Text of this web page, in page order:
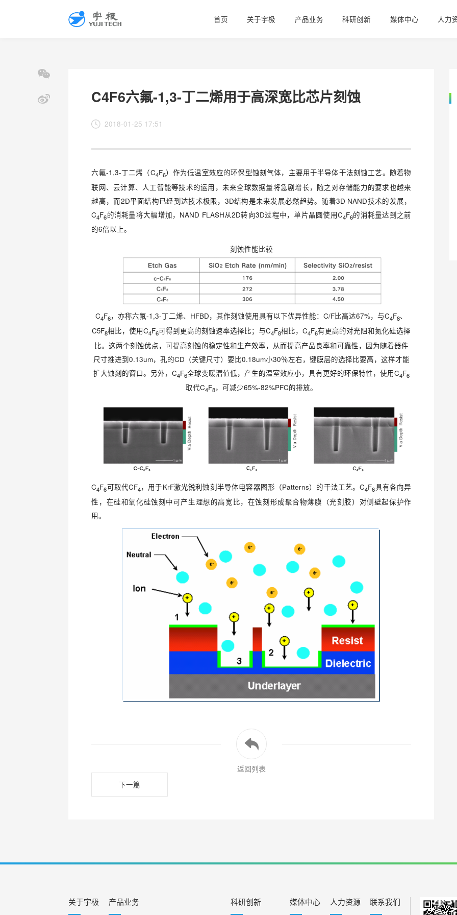
首页 关于宇极 产品业务 科研创新 媒体中心 人力
C4F6六氟-1,3-丁二烯用于高深宽比芯片刻蚀
2018-01-25 17:51
六氟-1,3-丁二烯（C4F6）作为低温室效应的环保型蚀刻气体，主要用于半导体干法刻蚀工艺。随着物
联网、云计算、人工智能等技术的运用，未来全球数据量将急剧增长，随之对存储能力的要求也越来
越高，而2D平面结构已经到达技术极限，3D结构是未来发展必然趋势。随着3D NAND技术的发展，
C4F6的消耗量将大幅增加，NAND FLASH从2D转向3D过程中，单片晶圆使用C4F6的消耗量达到之前
的6倍以上。
刻蚀性能比较
C4F6，亦称六氟-1,3-丁二烯、HFBD，其作刻蚀使用具有以下优异性能：C/F比高达67%，与C4F8、
C5F8相比，使用C4F6可得到更高的刻蚀速率选择比；与C4F8相比，C4F6有更高的对光阻和氮化硅选择
比。这两个刻蚀优点，可提高刻蚀的稳定性和生产效率，从而提高产品良率和可靠性，因为随着器件
尺寸推进到0.13um，孔的CD（关键尺寸）要比0.18um小30％左右，键膜层的选择比要高，这样才能
扩大蚀刻的窗口。另外，C4F6全球变暖潜值低，产生的温室效应小，具有更好的环保特性，使用C4F6
取代C4F8，可减少65%-82%PFC的排放。
C4F6可取代CF4，用于KrF激光锐利蚀刻半导体电容器图形（Patterns）的干法工艺。C4F6具有各向异
性，在硅和氧化硅蚀刻中可产生理想的高宽比，在蚀刻形成聚合物薄膜（光刻胶）对侧壁起保护作
用。
返回列表
下一篇
关于宇极 产品业务 科研创新 媒体中心 人力资源 联系我们